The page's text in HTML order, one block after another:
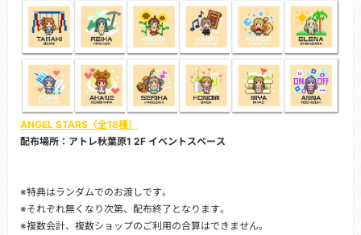
ANGEL STARS（全18種）
配布場所：アトレ秋葉原1 2F イベントスペース
※特典はランダムでのお渡しです。
※それぞれ無くなり次第、配布終了となります。
※複数会計、複数ショップのご利用の合算はできません。